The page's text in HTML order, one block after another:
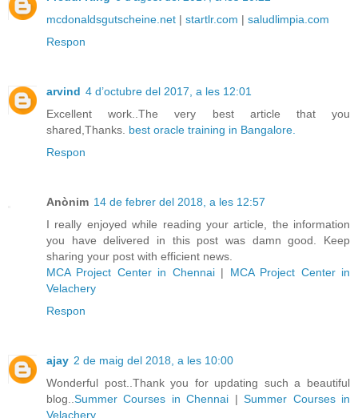
mcdonaldsgutscheine.net | startlr.com | saludlimpia.com
Respon
arvind 4 d’octubre del 2017, a les 12:01
Excellent work..The very best article that you
shared,Thanks. best oracle training in Bangalore.
Respon
Anònim 14 de febrer del 2018, a les 12:57
I really enjoyed while reading your article, the information
you have delivered in this post was damn good. Keep
sharing your post with efficient news.
MCA Project Center in Chennai| MCA Project Center in
Velachery
Respon
ajay 2 de maig del 2018, a les 10:00
Wonderful post..Thank you for updating such a beautiful
blog.. Summer Courses in Chennai |Summer Courses in
Velachery